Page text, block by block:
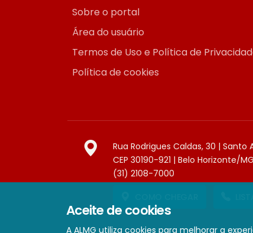
Aceite de cookies
A ALMG utiliza cookies para melhorar a
Sobre o portal
Área do usuário
Termos de Uso e Política de
Política de cookies
Rua Rodrigues Caldas, 30 | Santo
CEP 30190-921 | Belo Horizonte/MG
(31) 2108-7000